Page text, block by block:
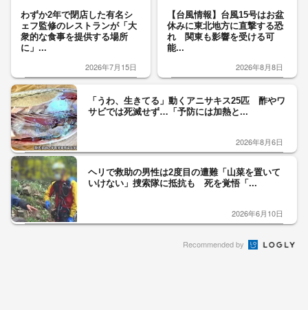
わずか2年で閉店した有名シ
ェフ監修のレストランが「大
衆的な食事を提供する場所
に」...
2026年7月15日
【台風情報】台風15号はお盆
休みに東北地方に直撃する恐
れ 関東も影響を受ける可
能...
2026年8月8日
「うわ、生きてる」動くアニサキス25匹 酢やワ
サビでは死滅せず…「予防には加熱と...
2026年8月6日
ヘリで救助の男性は2度目の遭難「山菜を置いて
いけない」捜索隊に抵抗も 死を覚悟「...
2026年6月10日
Recommended by